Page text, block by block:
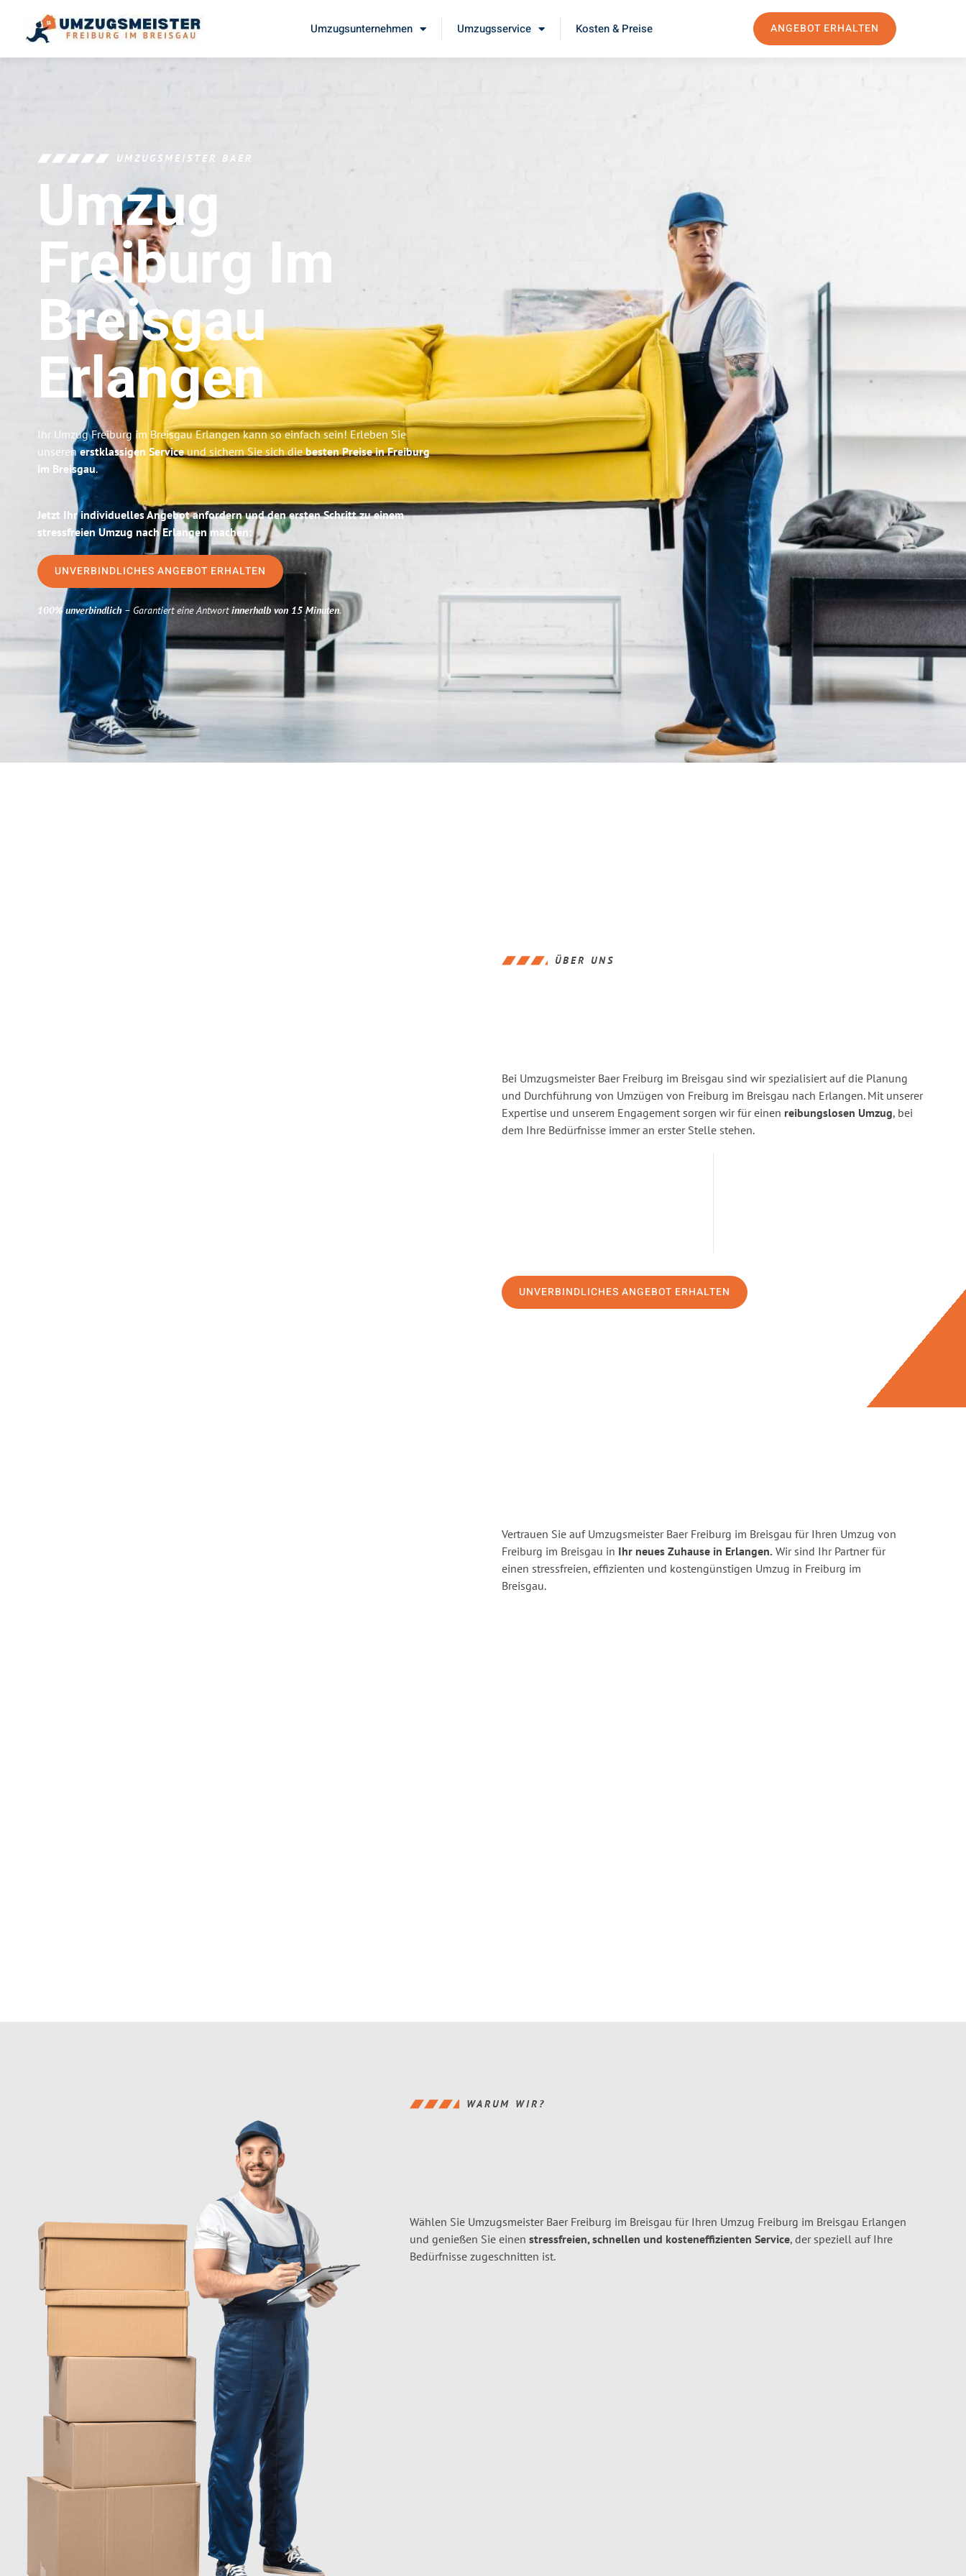
Umzugsunternehmen Umzugsservice Kosten & Preise ANGEBOT ERHALTEN
UMZUGSMEISTER BAER
Umzug
Freiburg Im
Breisgau
Erlangen
Ihr Umzug Freiburg im Breisgau Erlangen kann so einfach sein! Erleben Sie
unserenerstklassigen Serviceund sichern Sie sich diebesten Preise in Freiburg
im Breisgau.
Jetzt Ihr individuelles Angebot anfordern und den ersten Schritt zu einem
stressfreien Umzug nach Erlangen machen:
UNVERBINDLICHES ANGEBOT ERHALTEN
100% unverbindlich– Garantiert eine Antwortinnerhalb von 15 Minuten.
ÜBER UNS
Bei Umzugsmeister Baer Freiburg im Breisgau sind wir spezialisiert auf die Planung
und Durchführung von Umzügen von Freiburg im Breisgau nach Erlangen. Mit unserer
Expertise und unserem Engagement sorgen wir für einen reibungslosen Umzug, bei
dem Ihre Bedürfnisse immer an erster Stelle stehen.
UNVERBINDLICHES ANGEBOT ERHALTEN
Vertrauen Sie auf Umzugsmeister Baer Freiburg im Breisgau für Ihren Umzug von
Freiburg im Breisgau in Ihr neues Zuhause in Erlangen. Wir sind Ihr Partner für
einen stressfreien, effizienten und kostengünstigen Umzug in Freiburg im
Breisgau.
WARUM WIR?
Wählen Sie Umzugsmeister Baer Freiburg im Breisgau für Ihren Umzug Freiburg im Breisgau Erlangen
und genießen Sie einen stressfreien, schnellen und kosteneffizienten Service, der speziell auf Ihre
Bedürfnisse zugeschnitten ist.